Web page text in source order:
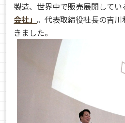
製造、世界中で販売展開してい
会社」 。代表取締役社長の吉
きました。